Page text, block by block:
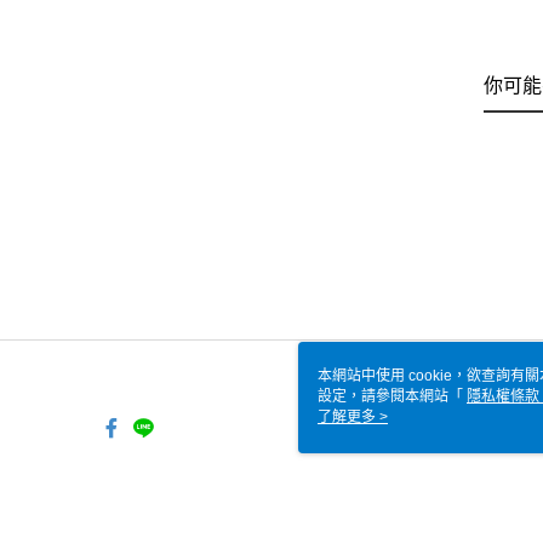
你可
本網站中使用 cookie，欲查詢有
設定，請參閱本網站「 隱私權條款
使用 cookie。
了解更多 >